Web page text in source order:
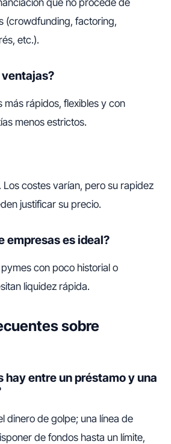
(crowdfunding, factoring,
etc.).
ventajas?
más rápidos, flexibles y con
menos estrictos.
Los costes varían, pero su rapidez
justificar su precio.
empresas es ideal?
con poco historial o
liquidez rápida.
sobre
hay entre un préstamo y una
dinero de golpe; una línea de
de fondos hasta un límite,